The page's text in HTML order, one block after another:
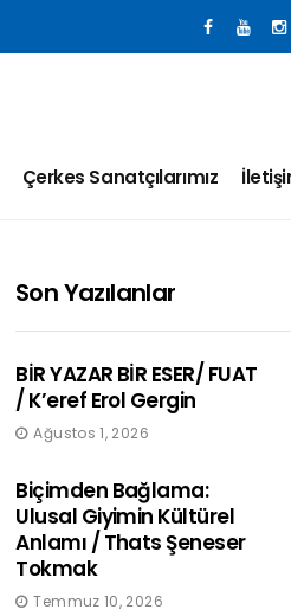
Çerkes Sanatçılarımız
Son Yazılanlar
BİR YAZAR BİR ESER/ FUAT
/ K’eref Erol Gergin
Ağustos 1, 2026
Biçimden Bağlama:
Ulusal Giyimin Kültürel
Anlamı / Thats Şeneser
Tokmak
Temmuz 10, 2026